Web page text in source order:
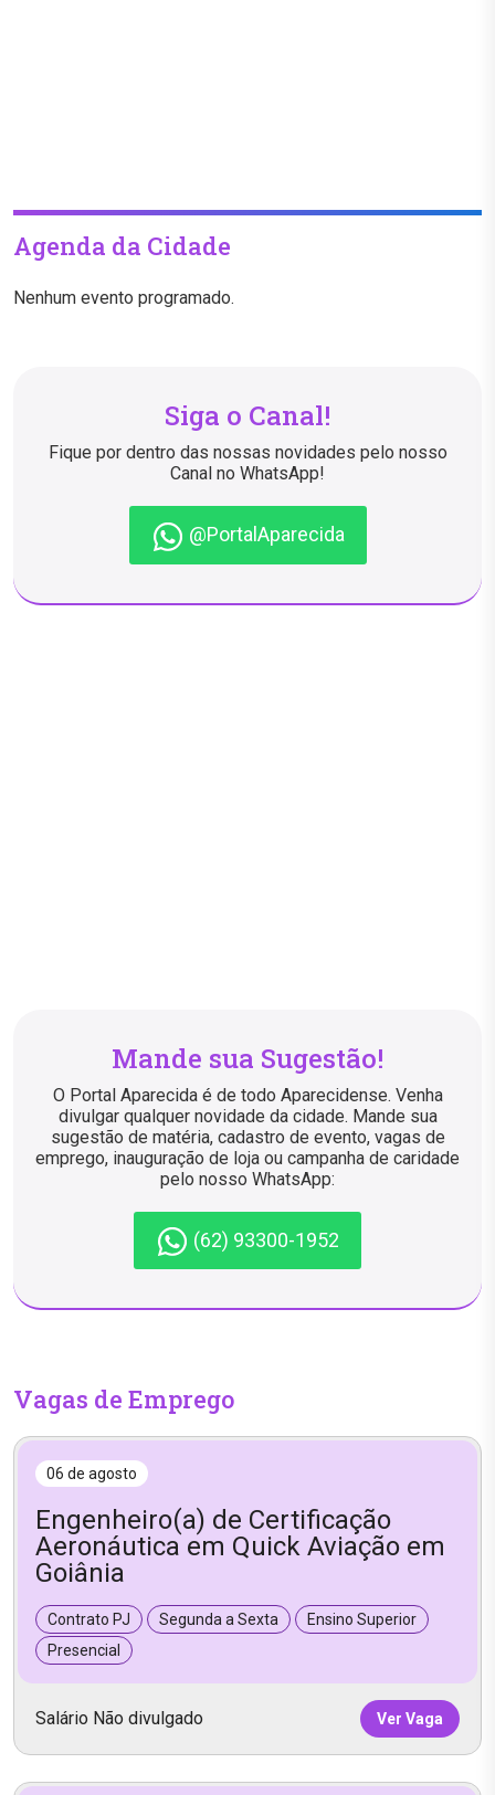
Agenda da Cidade
Nenhum evento programado.
Siga o Canal!
Fique por dentro das nossas novidades pelo nosso
Canal no WhatsApp!
@PortalAparecida
Mande sua Sugestão!
O Portal Aparecida é de todo Aparecidense. Venha
divulgar qualquer novidade da cidade. Mande sua
sugestão de matéria, cadastro de evento, vagas de
emprego, inauguração de loja ou campanha de caridade
pelo nosso WhatsApp:
(62) 93300-1952
Vagas de Emprego
06 de agosto
Engenheiro(a) de Certificação
Aeronáutica em Quick Aviação em
Goiânia
Contrato PJ Segunda a Sexta
Ensino Superior
Presencial
Salário Não divulgado Ver Vaga